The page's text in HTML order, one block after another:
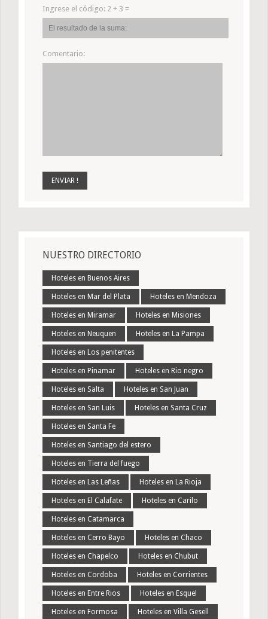
Ingrese el código: 2 + 3 =
Comentario:
NUESTRO DIRECTORIO
Hoteles en Buenos Aires
Hoteles en Mar del Plata Hoteles en Mendoza
Hoteles en Miramar Hoteles en Misiones
Hoteles en Neuquen Hoteles en La Pampa
Hoteles en Los penitentes
Hoteles en Pinamar Hoteles en Rio negro
Hoteles en Salta Hoteles en San Juan
Hoteles en San Luis Hoteles en Santa Cruz
Hoteles en Santa Fe
Hoteles en Santiago del estero
Hoteles en Tierra del fuego
Hoteles en Las Leñas Hoteles en La Rioja
Hoteles en El Calafate Hoteles en Carilo
Hoteles en Catamarca
Hoteles en Cerro Bayo Hoteles en Chaco
Hoteles en Chapelco Hoteles en Chubut
Hoteles en Cordoba Hoteles en Corrientes
Hoteles en Entre Rios Hoteles en Esquel
Hoteles en Formosa Hoteles en Villa Gesell